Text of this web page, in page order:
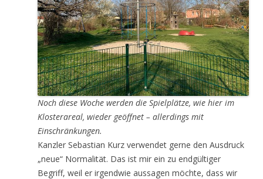
Noch diese Woche werden die Spielplätze, wie hier im
Klosterareal, wieder geöffnet – allerdings mit
Einschränkungen.
Kanzler Sebastian Kurz verwendet gerne den Ausdruck
„neue“ Normalität. Das ist mir ein zu endgültiger
Begriff, weil er irgendwie aussagen möchte, dass wir